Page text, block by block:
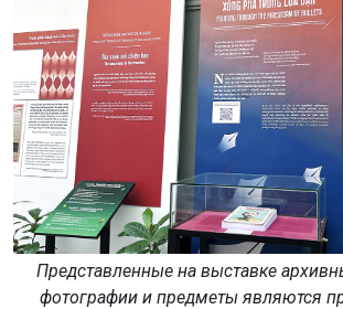
Представленные на выставке
фотографии и предметы являются